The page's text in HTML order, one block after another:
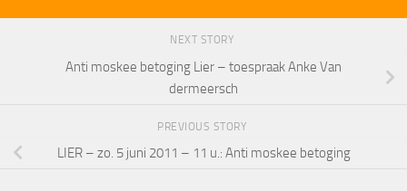
NEXT STORY
Anti moskee betoging Lier – toespraak Anke Van
dermeersch
PREVIOUS STORY
LIER – zo. 5 juni 2011 – 11 u.: Anti moskee betoging